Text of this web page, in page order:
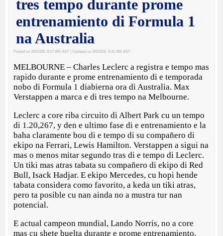
tres tempo durante prome
entrenamiento di Formula 1
na Australia
Posted on 3/6/2026, 9:17 AM AST | Updated on 3/6/2026, 9:31 AM AST
MELBOURNE – Charles Leclerc a registra e tempo mas
rapido durante e prome entrenamiento di e temporada
nobo di Formula 1 diabierna ora di Australia. Max
Verstappen a marca e di tres tempo na Melbourne.
Leclerc a core riba circuito di Albert Park cu un tempo
di 1.20,267, y den e ultimo fase di e entrenamiento e la
baha claramente bou di e tempo di su compañero di
ekipo na Ferrari, Lewis Hamilton. Verstappen a sigui na
mas o menos mitar segundo tras di e tempo di Leclerc.
Un tiki mas atras tabata su compañero di ekipo di Red
Bull, Isack Hadjar. E ekipo Mercedes, cu hopi hende
tabata considera como favorito, a keda un tiki atras,
pero ta posible cu nan ainda no a mustra tur nan
potencial.
E actual campeon mundial, Lando Norris, no a core
mas cu shete buelta durante e prome entrenamiento,